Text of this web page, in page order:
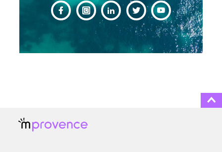
CHANGEMENT DE SEXE :
DES DEMANDES
TOUJOURS PLUS